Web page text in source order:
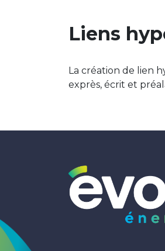
Liens
La création de lien
exprès, écrit et